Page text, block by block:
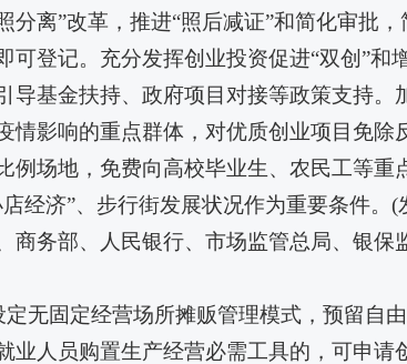
分离”改革，推进“照后减证”和简化审批
可登记。充分发挥创业投资促进“双创”和
导基金扶持、政府项目对接等政策支持。
情影响的重点群体，对优质创业项目免除
例场地，免费向高校毕业生、农民工等重
经济”、步行街发展状况作为重要条件。
商务部、人民银行、市场监管总局、银保
无固定经营场所摊贩管理模式，预留自
业人员购置生产经营必需工具的，可申请